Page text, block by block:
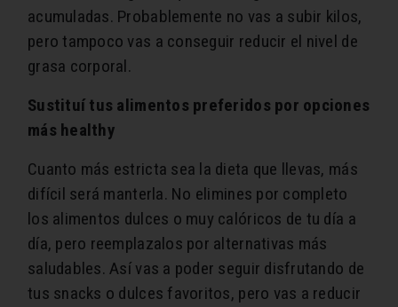
acumuladas. Probablemente no vas a subir kilos,
pero tampoco vas a conseguir reducir el nivel de
grasa corporal.
Sustituí tus alimentos preferidos por opciones
más healthy
Cuanto más estricta sea la dieta que llevas, más
difícil será manterla. No elimines por completo
los alimentos dulces o muy calóricos de tu día a
día, pero reemplazalos por alternativas más
saludables. Así vas a poder seguir disfrutando de
tus snacks o dulces favoritos, pero vas a reducir